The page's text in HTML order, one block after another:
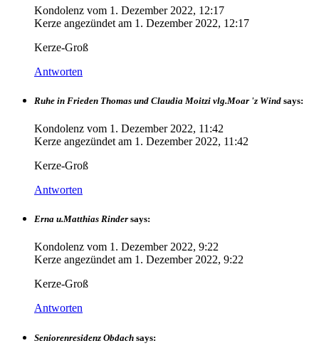
Kondolenz vom 1. Dezember 2022, 12:17
Kerze angezündet am 1. Dezember 2022, 12:17
Kerze-Groß
Antworten
Ruhe in Frieden Thomas und Claudia Moitzi vlg.Moar 'z Wind says:
Kondolenz vom 1. Dezember 2022, 11:42
Kerze angezündet am 1. Dezember 2022, 11:42
Kerze-Groß
Antworten
Erna u.Matthias Rinder says:
Kondolenz vom 1. Dezember 2022, 9:22
Kerze angezündet am 1. Dezember 2022, 9:22
Kerze-Groß
Antworten
Seniorenresidenz Obdach says: